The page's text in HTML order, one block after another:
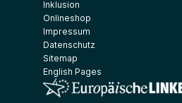
Inklusion
Onlineshop
Impressum
Datenschutz
Sitemap
English Pages